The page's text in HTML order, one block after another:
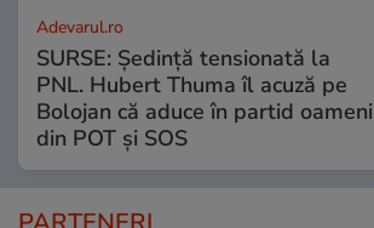
Adevarul.ro
SURSE: Ședință tensionată la
PNL. Hubert Thuma îl acuză pe
Bolojan că aduce în partid oameni
din POT și SOS